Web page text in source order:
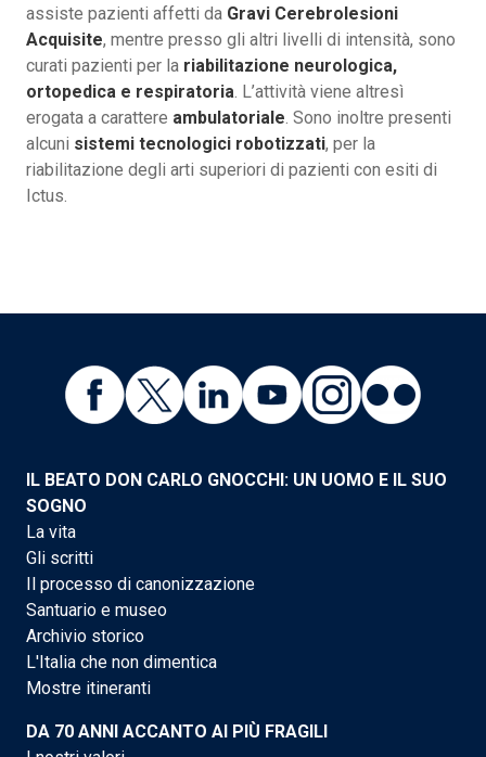
assiste pazienti affetti da Gravi Cerebrolesioni
Acquisite, mentre presso gli altri livelli di intensità, sono
curati pazienti per la riabilitazione neurologica,
ortopedica e respiratoria. L’attività viene altresì
erogata a carattere ambulatoriale. Sono inoltre presenti
alcuni sistemi tecnologici robotizzati, per la
riabilitazione degli arti superiori di pazienti con esiti di
Ictus.
IL BEATO DON CARLO GNOCCHI: UN UOMO E IL SUO
SOGNO
La vita
Gli scritti
Il processo di canonizzazione
Santuario e museo
Archivio storico
L'Italia che non dimentica
Mostre itineranti
DA 70 ANNI ACCANTO AI PIÙ FRAGILI